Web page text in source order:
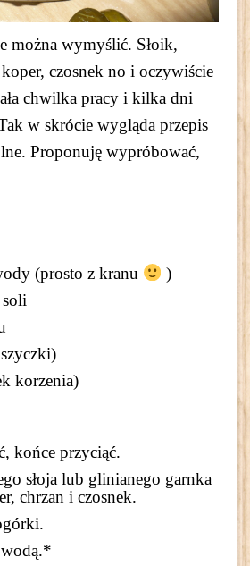
można wymyślić. Słoik,
czosnek no i oczywiście
chwilka pracy i kilka dni
w skrócie wygląda przepis
Proponuję wypróbować,
(prosto z kranu
)
soli
korzenia)
końce przyciąć.
słoja lub glinianego garnka
chrzan i czosnek.
wodą.*